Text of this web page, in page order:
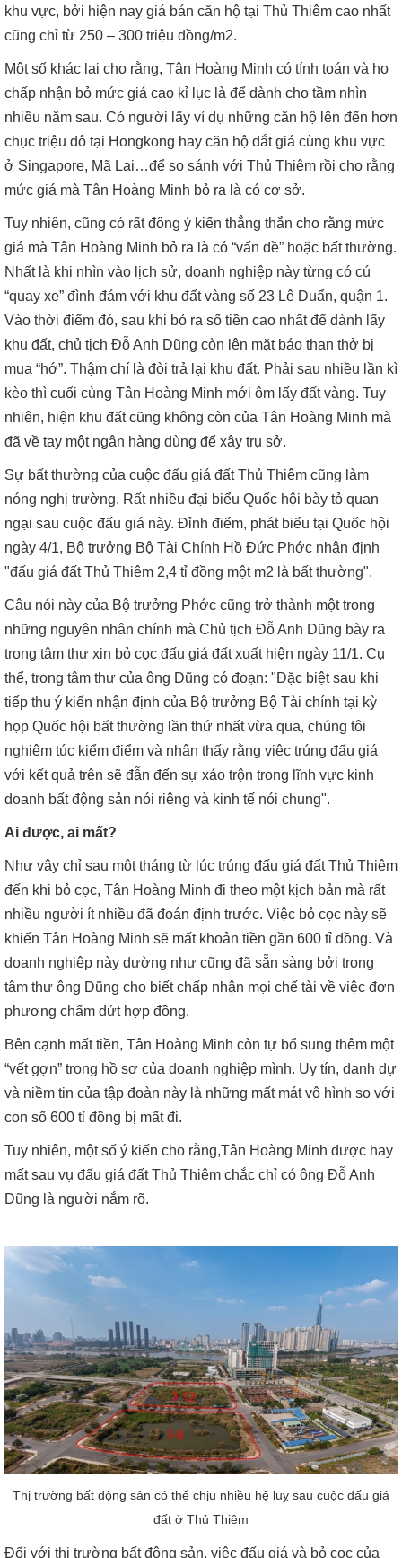
khu vực, bởi hiện nay giá bán căn hộ tại Thủ Thiêm cao nhất
cũng chỉ từ 250 – 300 triệu đồng/m2.
Một số khác lại cho rằng, Tân Hoàng Minh có tính toán và họ
chấp nhận bỏ mức giá cao kỉ lục là để dành cho tầm nhìn
nhiều năm sau. Có người lấy ví dụ những căn hộ lên đến hơn
chục triệu đô tại Hongkong hay căn hộ đắt giá cùng khu vực
ở Singapore, Mã Lai…để so sánh với Thủ Thiêm rồi cho rằng
mức giá mà Tân Hoàng Minh bỏ ra là có cơ sở.
Tuy nhiên, cũng có rất đông ý kiến thẳng thắn cho rằng mức
giá mà Tân Hoàng Minh bỏ ra là có “vấn đề” hoặc bất thường.
Nhất là khi nhìn vào lịch sử, doanh nghiệp này từng có cú
“quay xe” đình đám với khu đất vàng số 23 Lê Duẩn, quận 1.
Vào thời điểm đó, sau khi bỏ ra số tiền cao nhất để dành lấy
khu đất, chủ tịch Đỗ Anh Dũng còn lên mặt báo than thở bị
mua “hớ”. Thậm chí là đòi trả lại khu đất. Phải sau nhiều lần kì
kèo thì cuối cùng Tân Hoàng Minh mới ôm lấy đất vàng. Tuy
nhiên, hiện khu đất cũng không còn của Tân Hoàng Minh mà
đã về tay một ngân hàng dùng để xây trụ sở.
Sự bất thường của cuộc đấu giá đất Thủ Thiêm cũng làm
nóng nghị trường. Rất nhiều đại biểu Quốc hội bày tỏ quan
ngại sau cuộc đấu giá này. Đỉnh điểm, phát biểu tại Quốc hội
ngày 4/1, Bộ trưởng Bộ Tài Chính Hồ Đức Phớc nhận định
"đấu giá đất Thủ Thiêm 2,4 tỉ đồng một m2 là bất thường".
Câu nói này của Bộ trưởng Phớc cũng trở thành một trong
những nguyên nhân chính mà Chủ tịch Đỗ Anh Dũng bày ra
trong tâm thư xin bỏ cọc đấu giá đất xuất hiện ngày 11/1. Cụ
thể, trong tâm thư của ông Dũng có đoạn: "Đặc biệt sau khi
tiếp thu ý kiến nhận định của Bộ trưởng Bộ Tài chính tại kỳ
họp Quốc hội bất thường lần thứ nhất vừa qua, chúng tôi
nghiêm túc kiểm điểm và nhận thấy rằng việc trúng đấu giá
với kết quả trên sẽ đẫn đến sự xáo trộn trong lĩnh vực kinh
doanh bất động sản nói riêng và kinh tế nói chung".
Ai được, ai mất?
Như vậy chỉ sau một tháng từ lúc trúng đấu giá đất Thủ Thiêm
đến khi bỏ cọc, Tân Hoàng Minh đi theo một kịch bản mà rất
nhiều người ít nhiều đã đoán định trước. Việc bỏ cọc này sẽ
khiến Tân Hoàng Minh sẽ mất khoản tiền gần 600 tỉ đồng. Và
doanh nghiệp này dường như cũng đã sẵn sàng bởi trong
tâm thư ông Dũng cho biết chấp nhận mọi chế tài về việc đơn
phương chấm dứt hợp đồng.
Bên cạnh mất tiền, Tân Hoàng Minh còn tự bổ sung thêm một
“vết gợn” trong hồ sơ của doanh nghiệp mình. Uy tín, danh dự
và niềm tin của tập đoàn này là những mất mát vô hình so với
con số 600 tỉ đồng bị mất đi.
Tuy nhiên, một số ý kiến cho rằng,Tân Hoàng Minh được hay
mất sau vụ đấu giá đất Thủ Thiêm chắc chỉ có ông Đỗ Anh
Dũng là người nắm rõ.
Thị trường bất động sản có thể chịu nhiều hệ luỵ sau cuộc đấu giá
đất ở Thủ Thiêm
Đối với thị trường bất động sản, việc đấu giá và bỏ cọc của